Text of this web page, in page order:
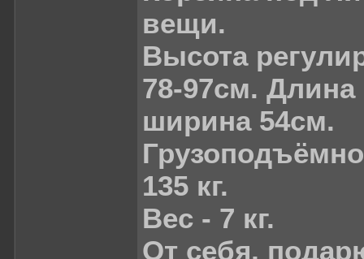
вещи.
Высота
78-97см. Длина
ширина 54см.
135 кг.
Вес - 7 кг.
От себя,